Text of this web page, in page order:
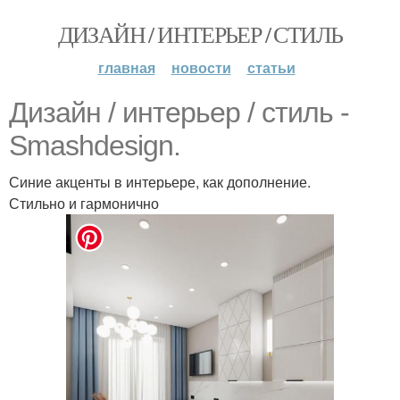
ДИЗАЙН / ИНТЕРЬЕР / СТИЛЬ
главная новости статьи
Дизайн / интерьер / стиль -
Smashdesign.
Синие акценты в интерьере, как дополнение.
Стильно и гармонично